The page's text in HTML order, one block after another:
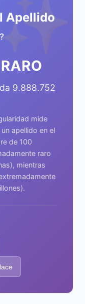
Apellido
9.888.752
mide
apellido en el
de 100
raro
mientras